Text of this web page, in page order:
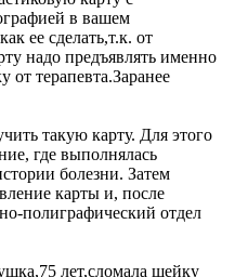
в вашем
ее сделать,т.к. от
надо предъявлять именно
от терапевта.Заранее
такую карту. Для этого
где выполнялась
болезни. Затем
карты и, после
полиграфический отдел
лет,сломала шейку